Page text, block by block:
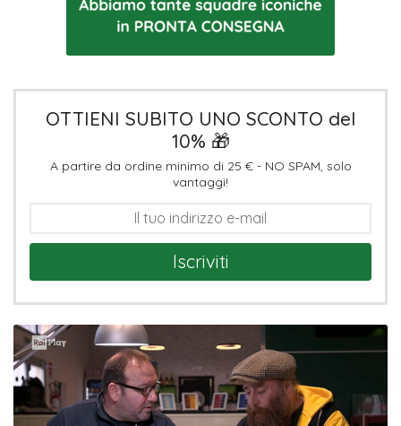
OTTIENI SUBITO UNO SCONTO del
10% 🎁
A partire da ordine minimo di 25 € - NO SPAM, solo
vantaggi!
Iscriviti